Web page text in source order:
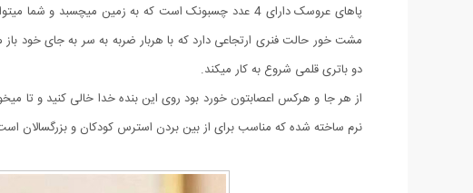
پاهای عروسک دارای 4 عدد چسبونک است که به زمین
دو باتری قلمی شروع به کار میکند.
نرم ساخته شده که مناسب برای از بین بردن استرس کودکان و